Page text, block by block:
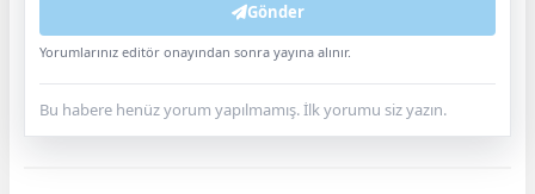
Gönder
Yorumlarınız editör onayından sonra yayına alınır.
Bu habere henüz yorum yapılmamış. İlk yorumu siz yazın.